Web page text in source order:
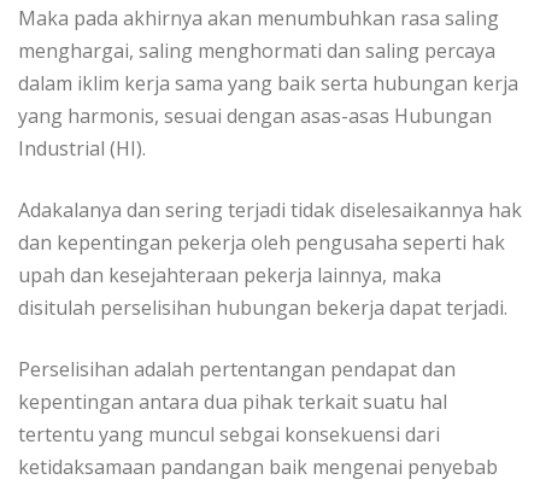
Maka pada akhirnya akan menumbuhkan rasa saling
menghargai, saling menghormati dan saling percaya
dalam iklim kerja sama yang baik serta hubungan kerja
yang harmonis, sesuai dengan asas-asas Hubungan
Industrial (HI).
Adakalanya dan sering terjadi tidak diselesaikannya hak
dan kepentingan pekerja oleh pengusaha seperti hak
upah dan kesejahteraan pekerja lainnya, maka
disitulah perselisihan hubungan bekerja dapat terjadi.
Perselisihan adalah pertentangan pendapat dan
kepentingan antara dua pihak terkait suatu hal
tertentu yang muncul sebgai konsekuensi dari
ketidaksamaan pandangan baik mengenai penyebab